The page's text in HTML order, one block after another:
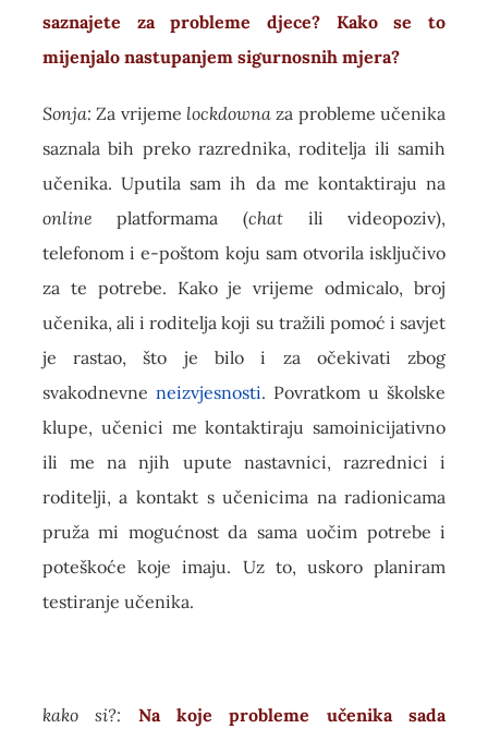
saznajete za probleme djece? Kako se to
mijenjalo nastupanjem sigurnosnih mjera?
Sonja: Za vrijeme lockdowna za probleme učenika
saznala bih preko razrednika, roditelja ili samih
učenika. Uputila sam ih da me kontaktiraju na
online platformama (chat ili videopoziv),
telefonom i e-poštom koju sam otvorila isključivo
za te potrebe. Kako je vrijeme odmicalo, broj
učenika, ali i roditelja koji su tražili pomoć i savjet
je rastao, što je bilo i za očekivati zbog
svakodnevne neizvjesnosti. Povratkom u školske
klupe, učenici me kontaktiraju samoinicijativno
ili me na njih upute nastavnici, razrednici i
roditelji, a kontakt s učenicima na radionicama
pruža mi mogućnost da sama uočim potrebe i
poteškoće koje imaju. Uz to, uskoro planiram
testiranje učenika.
kako si?: Na koje probleme učenika sada